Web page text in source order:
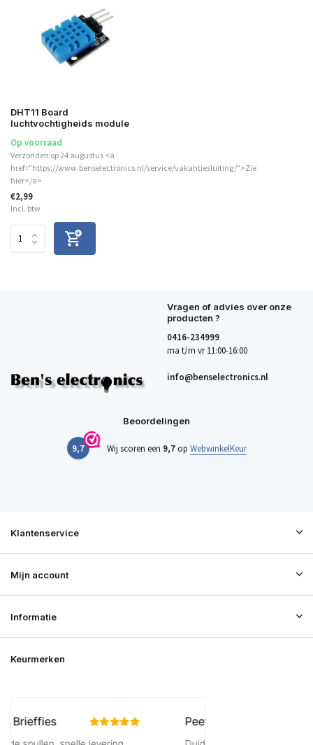
DHT11 Board
luchtvochtigheids module
Op voorraad
Verzonden op 24 augustus <a
href="https://www.benselectronics.nl/service/vakantiesluiting/">Zie
hier</a>
€2,99
Incl. btw
Vragen of advies over onze
producten ?
0416-234999
ma t/m vr 11:00-16:00
info@benselectronics.nl
Beoordelingen
9,7 Wij scoren een 9,7op WebwinkelKeur
Klantenservice
Mijn account
Informatie
Keurmerken